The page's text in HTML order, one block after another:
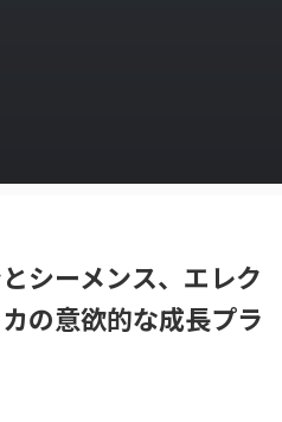
シーメンス、エレク
の意欲的な成長プラ